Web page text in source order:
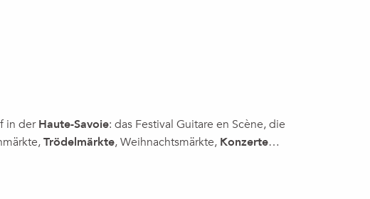
in derHaute-Savoie: das Festival Guitare en Scène, die
Trödelmärkte, Weihnachtsmärkte, Konzerte…